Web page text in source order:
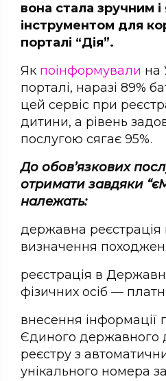
вона стала зручним і
інструментом для
порталі “Дія”.
Як поінформували на
порталі, наразі 89%
цей сервіс при
дитини, а рівень
послугою сягає 95%.
До обов’язкових
отримати завдяки
належать:
державна
визначення
реєстрація в
фізичних осіб —
внесення інформації
Єдиного державного
реєстру з
унікального номера